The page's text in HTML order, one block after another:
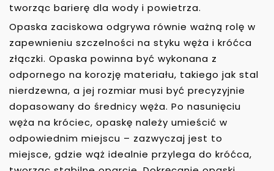
tworząc barierę dla wody i powietrza.
Opaska zaciskowa odgrywa równie ważną rolę w
zapewnieniu szczelności na styku węża i króćca
złączki. Opaska powinna być wykonana z
odpornego na korozję materiału, takiego jak stal
nierdzewna, a jej rozmiar musi być precyzyjnie
dopasowany do średnicy węża. Po nasunięciu
węża na króciec, opaskę należy umieścić w
odpowiednim miejscu – zazwyczaj jest to
miejsce, gdzie wąż idealnie przylega do króćca,